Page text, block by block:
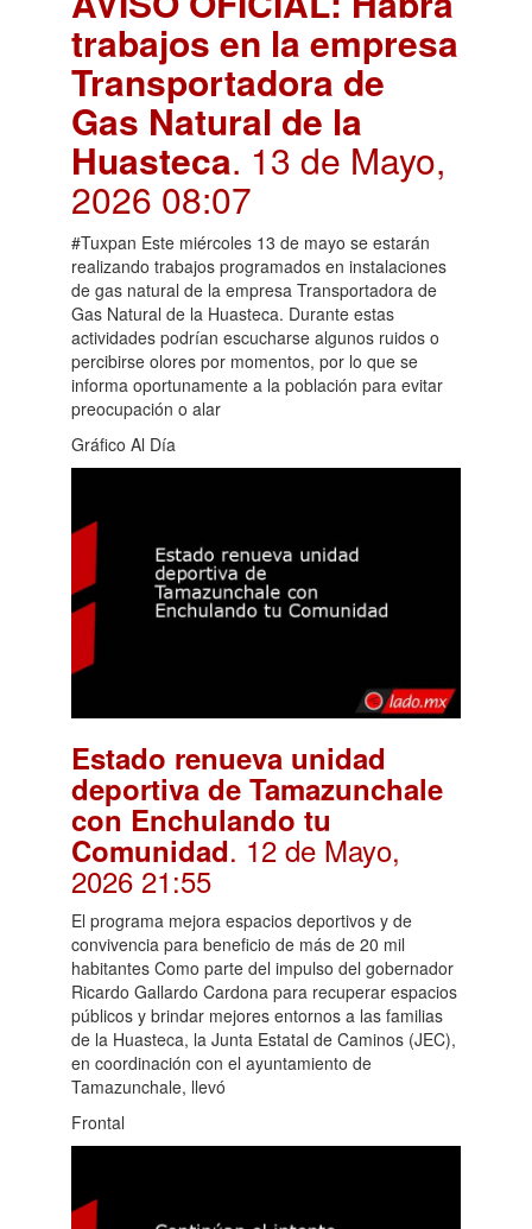
trabajos en la empresa
Transportadora de
Gas Natural de la
Huasteca. 13 de Mayo,
2026 08:07
#Tuxpan Este miércoles 13 de mayo se estarán
realizando trabajos programados en instalaciones
de gas natural de la empresa Transportadora de
Gas Natural de la Huasteca. Durante estas
actividades podrían escucharse algunos ruidos o
percibirse olores por momentos, por lo que se
informa oportunamente a la población para evitar
preocupación o alar
Gráfico Al Día
Estado renueva unidad
deportiva de Tamazunchale
con Enchulando tu
Comunidad. 12 de Mayo,
2026 21:55
El programa mejora espacios deportivos y de
convivencia para beneficio de más de 20 mil
habitantes Como parte del impulso del gobernador
Ricardo Gallardo Cardona para recuperar espacios
públicos y brindar mejores entornos a las familias
de la Huasteca, la Junta Estatal de Caminos (JEC),
en coordinación con el ayuntamiento de
Tamazunchale, llevó
Frontal